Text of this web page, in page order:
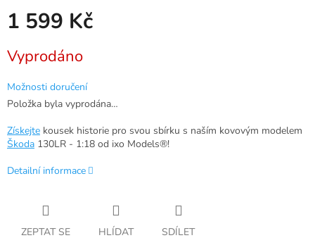
1 599 Kč
cena:
Vyprodáno
Možnosti doručení
Položka byla vyprodána…
Získejte kousek historie pro svou sbírku s naším kovovým modelem
Škoda 130LR - 1:18 od ixo Models®!
Detailní informace
ZEPTAT SE HLÍDAT SDÍLET